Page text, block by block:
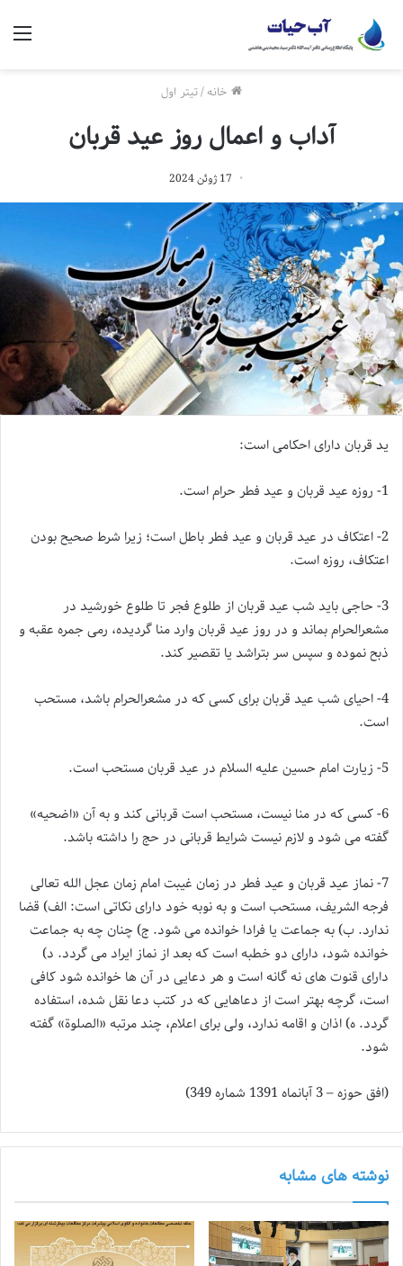
خانه/تیتر اول
آداب و اعمال روز عید قربان
17 ژوئن 2024
ید قربان دارای احکامی است:
1- روزه عید قربان و عید فطر حرام است.
2- اعتکاف در عید قربان و عید فطر باطل است؛ زیرا شرط صحیح بودن
اعتکاف، روزه است.
3- حاجی باید شب عید قرباناز طلوع فجر تا طلوع خورشید در
مشعرالحرام بماند و در روز عید قربان وارد منا گردیده، رمی جمره عقبه و
ذبح نموده و سپس سر بتراشد یا تقصیر کند.
4- احیای شب عید قربانبرای کسی که در مشعرالحرام باشد، مستحب
است.
5- زیارت امام حسین علیه السلام در عید قربانمستحب است.
6- کسی که در منا نیست، مستحب است قربانی کند و به آن «اضحیه»
گفته می شود و لازم نیست شرایط قربانی در حج را داشته باشد.
7- نماز عید قربان و عید فطر در زمان غیبت امام زمان عجل الله تعالی
فرجه الشریف، مستحب است و به نوبه خود دارای نکاتی است: الف) قضا
ندارد. ب) به جماعت یا فرادا خوانده می شود. ج) چنان چه به جماعت
خوانده شود، دارای دو خطبه است که بعد از نماز ایراد می گردد. د)
دارای قنوت های نه گانه است و هر دعایی در آن ها خوانده شود کافی
است، گرچه بهتر است از دعاهایی که در کتب دعا نقل شده، استفاده
گردد. ه) اذان و اقامه ندارد، ولی برای اعلام، چند مرتبه «الصلوة» گفته
شود.
(افق حوزه – 3 آبانماه 1391 شماره 349)
نوشته های مشابه